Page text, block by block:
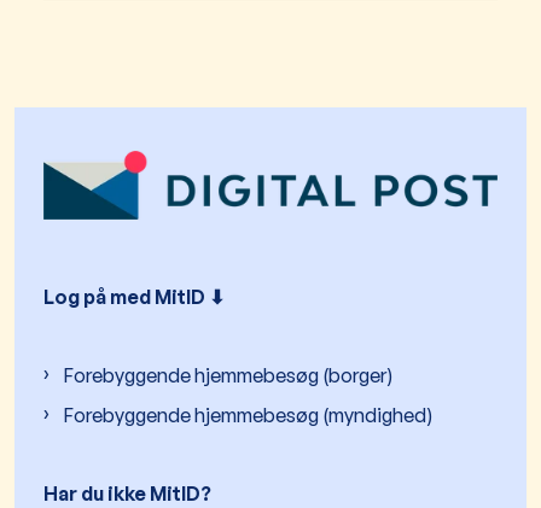
Log på med MitID ⬇︎
Forebyggende hjemmebesøg (borger)
Forebyggende hjemmebesøg (myndighed)
Har du ikke MitID?